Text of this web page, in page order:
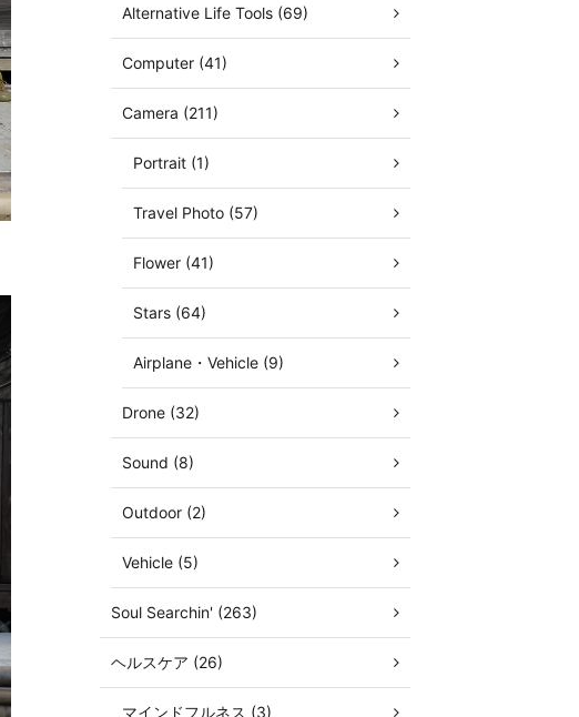
Alternative Life Tools (69)
Computer (41)
Camera (211)
Portrait (1)
Travel Photo (57)
Flower (41)
Stars (64)
Airplane・Vehicle (9)
Drone (32)
Sound (8)
Outdoor (2)
Vehicle (5)
Soul Searchin' (263)
ヘルスケア (26)
マインドフルネス (3)